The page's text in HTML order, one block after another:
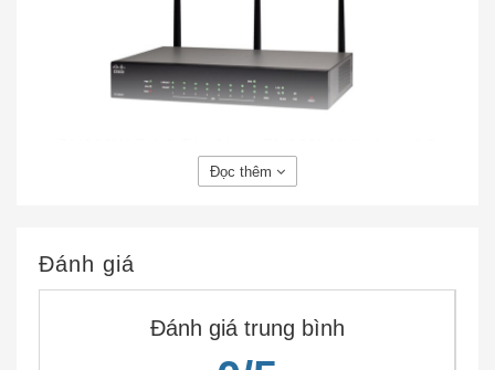
Gigabit VPN Router
Bộ định tuyến VPN Cisco Small Business RV260 là
doanh nghiệp với hiệu suất, bảo mật, độ tin cậy và giá
trị tổng thể ở một mức giá tuyệt vời. Chúng hoàn hảo
Đọc thêm
Đánh giá
Đánh giá trung bình